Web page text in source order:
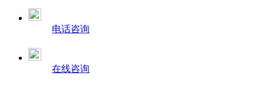
电话咨询
在线咨询